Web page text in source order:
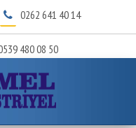
0262 641 40 14
480 08 50